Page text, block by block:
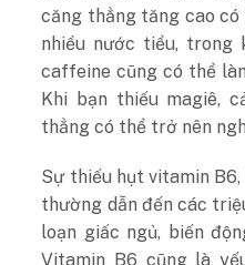
căng thẳng tăng cao
nhiều nước tiểu, trong
caffeine cũng có thể
Khi bạn thiếu magiê,
thẳng có thể trở nên
Sự thiếu hụt vitamin
thường dẫn đến các
loạn giấc ngủ, biến
Vitamin B6 cũng là